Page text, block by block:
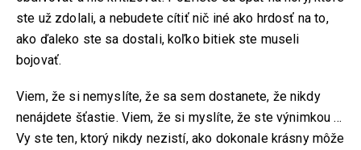
ste už zdolali, a nebudete cítiť nič iné ako hrdosť na to,
ako ďaleko ste sa dostali, koľko bitiek ste museli
bojovať.
Viem, že si nemyslíte, že sa sem dostanete, že nikdy
nenájdete šťastie. Viem, že si myslíte, že ste výnimkou …
Vy ste ten, ktorý nikdy nezistí, ako dokonale krásny môže